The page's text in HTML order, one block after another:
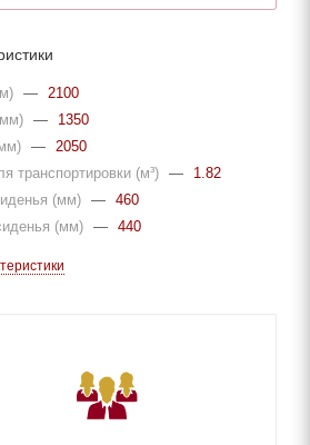
—
2100
—
1350
—
2050
транспортировки (м³) —
1.82
(мм)
— 460
(мм)
— 440